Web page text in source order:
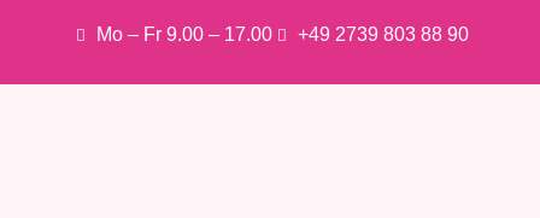
Mo – Fr 9.00 – 17.00 +49 2739 803 88 90